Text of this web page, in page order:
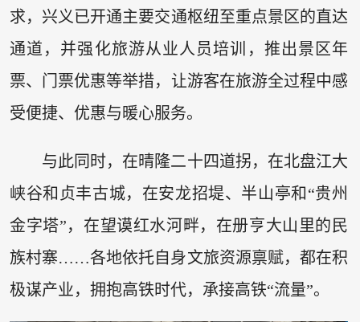
求，兴义已开通主要交通枢纽至重点景区的直达
通道，并强化旅游从业人员培训，推出景区年
票、门票优惠等举措，让游客在旅游全过程中感
受便捷、优惠与暖心服务。
与此同时，在晴隆二十四道拐，在北盘江大
峡谷和贞丰古城，在安龙招堤、半山亭和“贵州
金字塔”，在望谟红水河畔，在册亨大山里的民
族村寨……各地依托自身文旅资源禀赋，都在积
极谋产业，拥抱高铁时代，承接高铁“流量”。